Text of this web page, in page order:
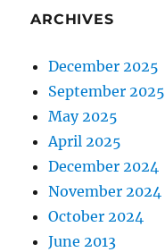
ARCHIVES
December 2025
September 2025
May 2025
April 2025
December 2024
November 2024
October 2024
June 2013